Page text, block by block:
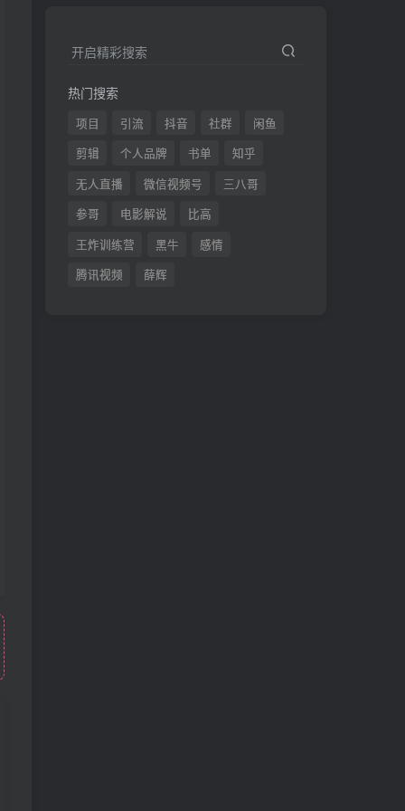
开启精彩搜索
热门搜索
项目 引流 抖音 社群
闲鱼
剪辑
个人品牌 书单
知乎
无人直播
微信视频号
三八哥
参哥
电影解说
比高
王炸训练营
黑牛
感情
腾讯视频
薛辉